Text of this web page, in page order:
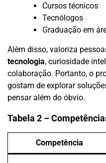
Cursos técnicos
Tecnólogos
Graduação em
Além disso, valoriza
tecnologia, curiosidade
colaboração. Portanto, o
gostam de explorar
pensar além do óbvio.
Tabela 2 –
Competência